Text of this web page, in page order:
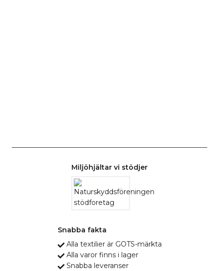
Miljöhjältar vi stödjer
Snabba fakta
Alla textilier är GOTS-märkta
Alla varor finns i lager
Snabba leveranser